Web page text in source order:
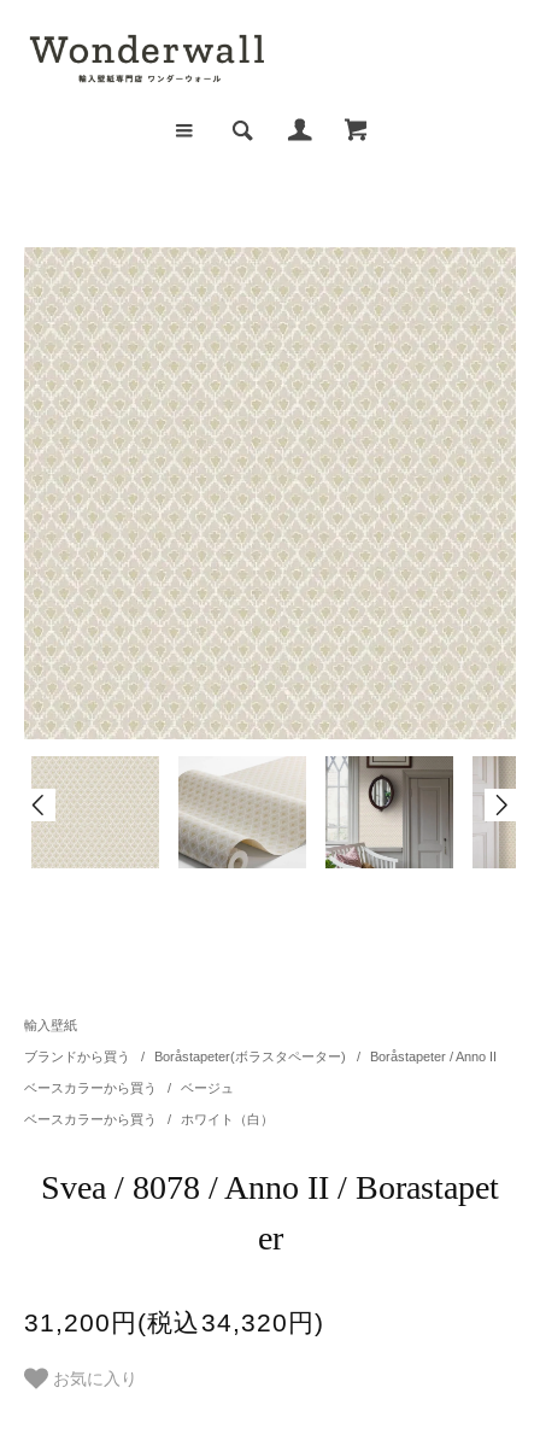
輸入壁紙
ブランドから買う / Boråstapeter(ボラスタペーター) / Boråstapeter / Anno II
ベースカラーから買う / ベージュ
ベースカラーから買う / ホワイト（白）
Svea / 8078 / Anno II / Borastapet
er
31,200円(税込34,320円)
お気に入り